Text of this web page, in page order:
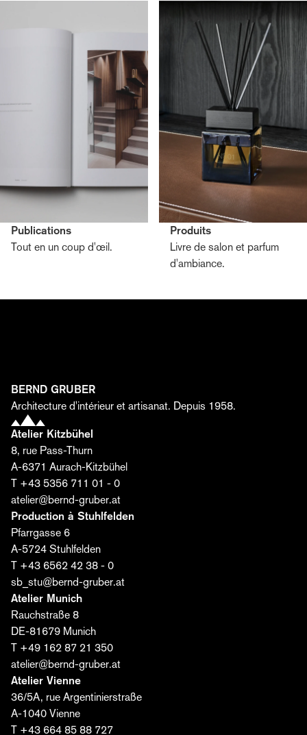
Publications
Tout en un coup d'œil.
Produits
Livre de salon et parfum
d'ambiance.
Découvrez l'univers de Bernd Gruber : design
uniques.
Prénom*
Nom*
E-mail*
J'accepte que la société Bernd Gruber GmbH traite
mes données pour l'envoi de l'éditorial. Je peux
révoquer mon consentement à tout moment. Vous
trouverez de plus amples informations
Abonnez-vous dès maintenant ›
BERND GRUBER
Architecture d'intérieur et artisanat. Depuis 1958.
Atelier Kitzbühel
8, rue Pass-Thurn
A-6371 Aurach-Kitzbühel
T +43 5356 711 01 - 0
atelier@bernd-gruber.at
Production à Stuhlfelden
Pfarrgasse 6
A-5724 Stuhlfelden
T +43 6562 42 38 - 0
sb_stu@bernd-gruber.at
Atelier Munich
Rauchstraße 8
DE-81679 Munich
T +49 162 87 21 350
atelier@bernd-gruber.at
Atelier Vienne
36/5A, rue Argentinierstraße
A-1040 Vienne
T +43 664 85 88 727